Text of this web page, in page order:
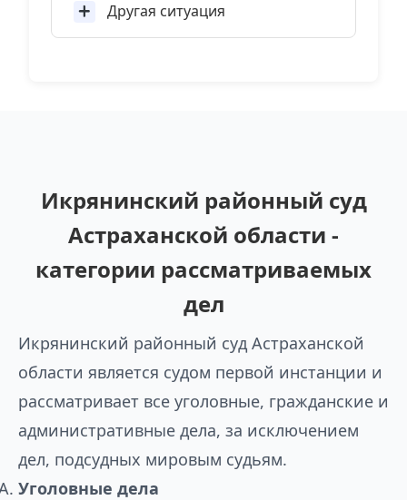
Другая ситуация
Икрянинский районный суд
Астраханской области -
категории рассматриваемых
дел
Икрянинский районный суд Астраханской
области является судом первой инстанции и
рассматривает все уголовные, гражданские и
административные дела, за исключением
дел, подсудных мировым судьям.
Уголовные дела